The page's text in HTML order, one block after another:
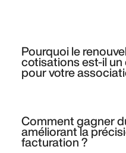
Pourquoi le
cotisations est-il
pour votre
projets. Ce livre blanc
ce moment critique tout
Comment gagner
améliorant la
facturation ?